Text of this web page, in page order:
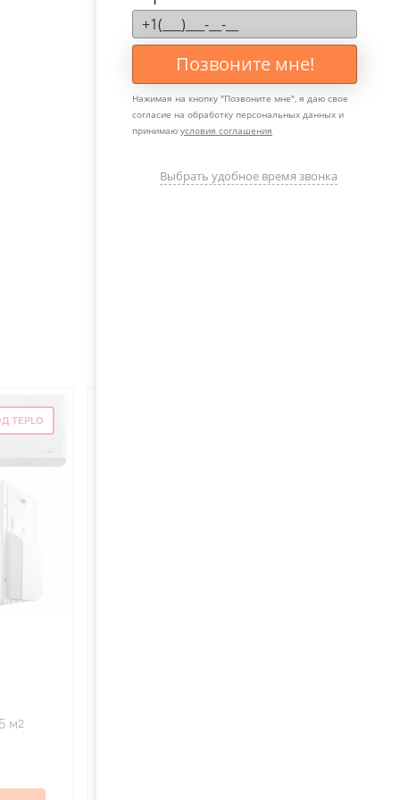
TEPLO
м2
Позвоните мне!
Нажимая на кнопку "Позвоните мне", я даю свое
согласие на обработку персональных данных и
принимаю условия соглашения
Выбрать удобное время звонка